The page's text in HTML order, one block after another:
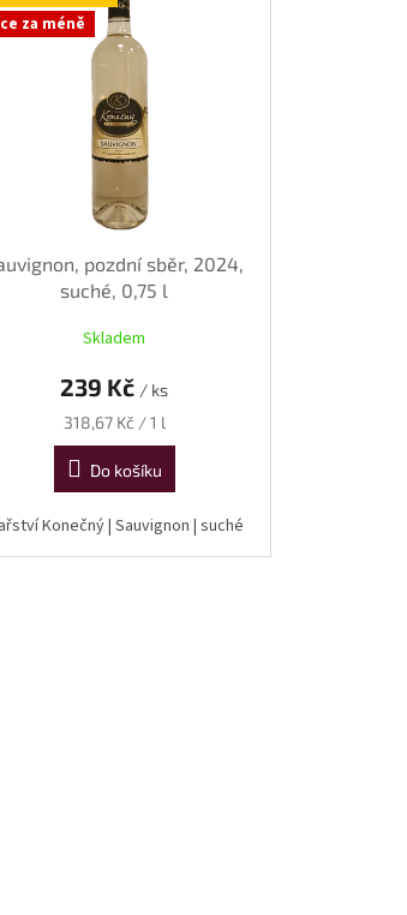
za méně
pozdní sběr, 2024,
suché, 0,75 l
Skladem
239 Kč / ks
Měrná
cena:
318,67 Kč / 1 l
Do košíku
Konečný | Sauvignon | suché